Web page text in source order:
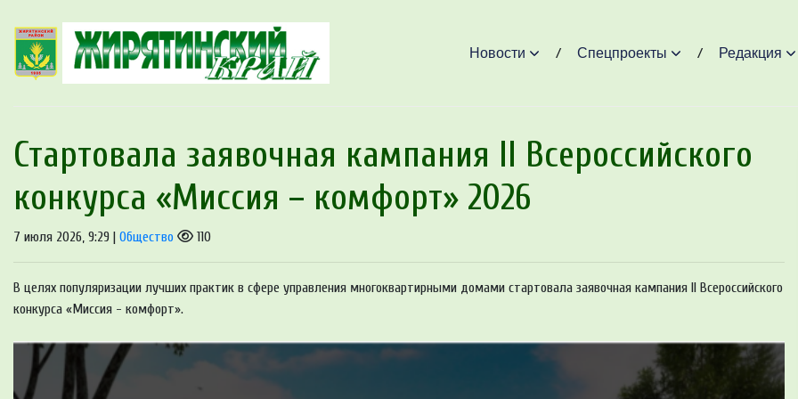
Новости Спецпроекты Редакция
Стартовала заявочная кампания II Всероссийского
конкурса «Миссия – комфорт» 2026
7 июля 2026, 9:29 | Общество 110
В целях популяризации лучших практик в сфере управления многоквартирными домами стартовала заявочная кампания II Всероссийского
конкурса «Миссия - комфорт».